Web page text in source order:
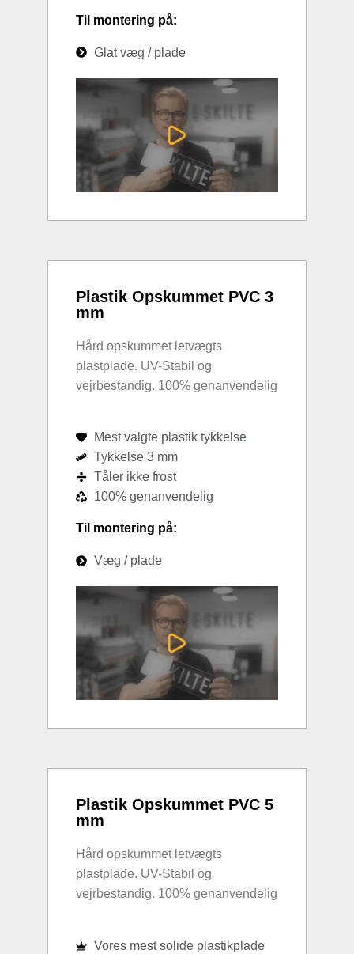
Til montering på:
Glat væg / plade
Plastik Opskummet PVC 3
mm
Hård opskummet letvægts
plastplade. UV-Stabil og
vejrbestandig. 100% genanvendelig
Mest valgte plastik tykkelse
Tykkelse 3 mm
Tåler ikke frost
100% genanvendelig
Til montering på:
Væg / plade
Plastik Opskummet PVC 5
mm
Hård opskummet letvægts
plastplade. UV-Stabil og
vejrbestandig. 100% genanvendelig
Vores mest solide plastikplade